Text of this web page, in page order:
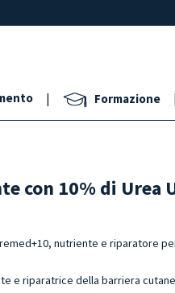
| Formazione |
con 10% di Urea
nutriente e riparatore
e riparatrice della barriera